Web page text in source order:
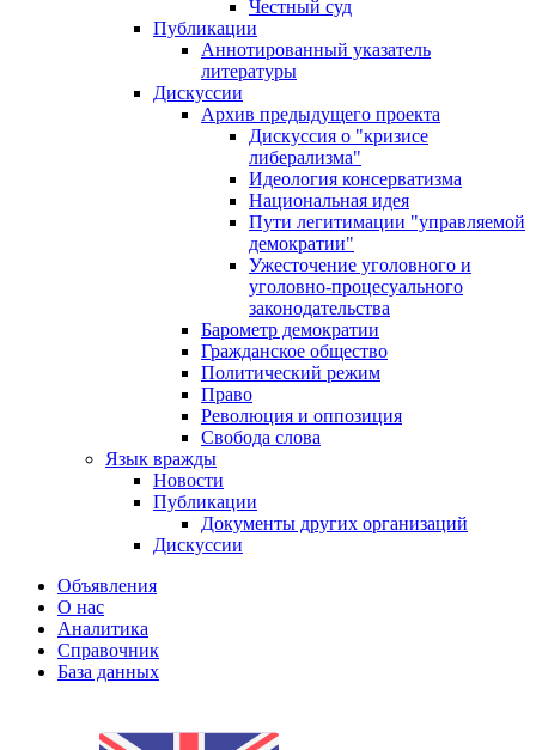
Честный суд
Публикации
Аннотированный указатель
литературы
Дискуссии
Архив предыдущего проекта
Дискуссия о "кризисе
либерализма"
Идеология консерватизма
Национальная идея
Пути легитимации "управляемой
демократии"
Ужесточение уголовного и
уголовно-процесуального
законодательства
Барометр демократии
Гражданское общество
Политический режим
Право
Революция и оппозиция
Свобода слова
Язык вражды
Новости
Публикации
Документы других организаций
Дискуссии
Объявления
О нас
Аналитика
Справочник
База данных